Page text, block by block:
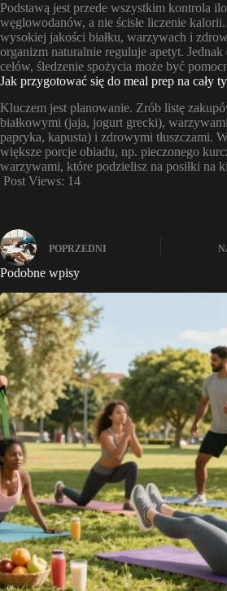
Podstawą jest przede wszystkim kontrola
węglowodanów, a nie ścisłe liczenie
wysokiej jakości białku, warzywach i
organizm naturalnie reguluje apetyt.
celów, śledzenie spożycia może być
Jak przygotować się do meal prep na cały
Kluczem jest planowanie. Zrób listę
białkowymi (jaja, jogurt grecki),
papryka, kapusta) i zdrowymi tłuszczami.
większe porcje obiadu, np. pieczonego
warzywami, które podzielisz na posiłki na
Post Views: 14
POPRZEDNI
Podobne wpisy